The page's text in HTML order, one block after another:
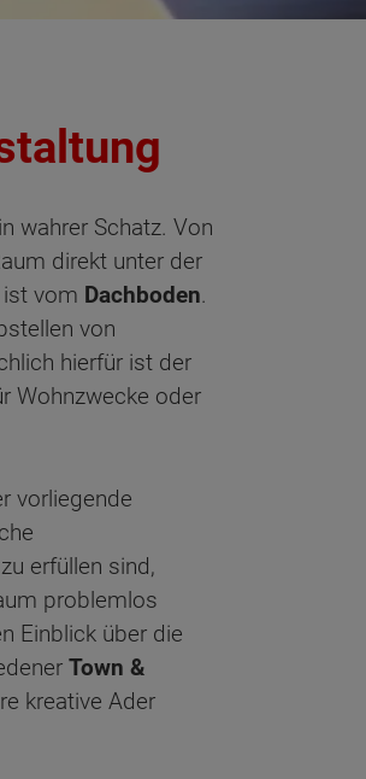
wahrer Schatz. Von
direkt unter der
ist vom Dachboden.
von
hierfür ist der
Wohnzwecke oder
vorliegende
erfüllen sind,
problemlos
Einblick über die
Town &
kreative Ader